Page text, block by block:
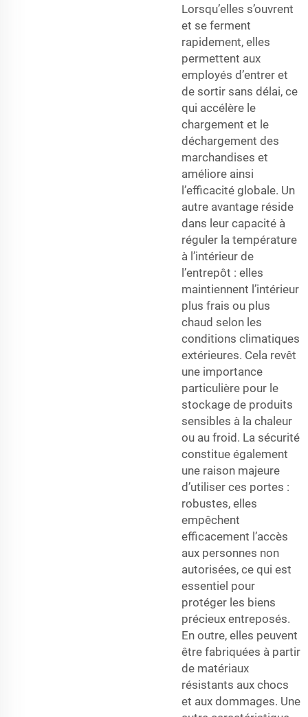
Lorsqu’elles s’ouvrent
et se ferment
rapidement, elles
permettent aux
employés d’entrer et
de sortir sans délai, ce
qui accélère le
chargement et le
déchargement des
marchandises et
améliore ainsi
l’efficacité globale. Un
autre avantage réside
dans leur capacité à
réguler la température
à l’intérieur de
l’entrepôt : elles
maintiennent l’intérieur
plus frais ou plus
chaud selon les
conditions climatiques
extérieures. Cela revêt
une importance
particulière pour le
stockage de produits
sensibles à la chaleur
ou au froid. La sécurité
constitue également
une raison majeure
d’utiliser ces portes :
robustes, elles
empêchent
efficacement l’accès
aux personnes non
autorisées, ce qui est
essentiel pour
protéger les biens
précieux entreposés.
En outre, elles peuvent
être fabriquées à partir
de matériaux
résistants aux chocs
et aux dommages. Une